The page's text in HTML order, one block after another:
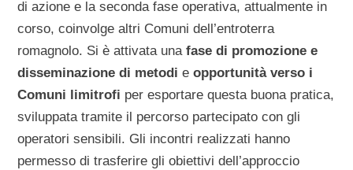
di azione e la seconda fase operativa, attualmente in
corso, coinvolge altri Comuni dell’entroterra
romagnolo. Si è attivata unafase di promozione e
disseminazione di metodi eopportunità verso i
Comuni limitrofi per esportare questa buona pratica,
sviluppata tramite il percorso partecipato con gli
operatori sensibili. Gli incontri realizzati hanno
permesso di trasferire gli obiettivi dell’approccio